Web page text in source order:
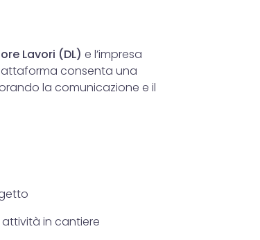
Lavori (DL) e l’impresa
consenta una
la comunicazione e il
in cantiere